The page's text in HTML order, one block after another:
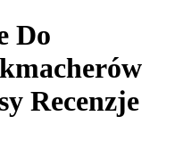
Do
Recenzje